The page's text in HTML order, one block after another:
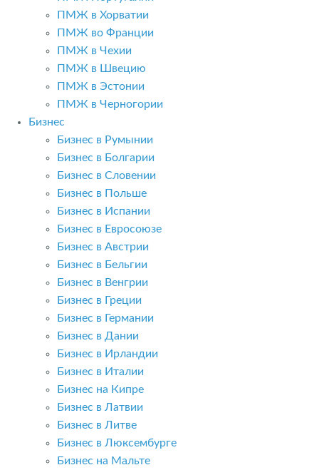
ПМЖ в Хорватии
ПМЖ во Франции
ПМЖ в Чехии
ПМЖ в Швецию
ПМЖ в Эстонии
ПМЖ в Черногории
Бизнес
Бизнес в Румынии
Бизнес в Болгарии
Бизнес в Словении
Бизнес в Польше
Бизнес в Испании
Бизнес в Евросоюзе
Бизнес в Австрии
Бизнес в Бельгии
Бизнес в Венгрии
Бизнес в Греции
Бизнес в Германии
Бизнес в Дании
Бизнес в Ирландии
Бизнес в Италии
Бизнес на Кипре
Бизнес в Латвии
Бизнес в Литве
Бизнес в Люксембурге
Бизнес на Мальте